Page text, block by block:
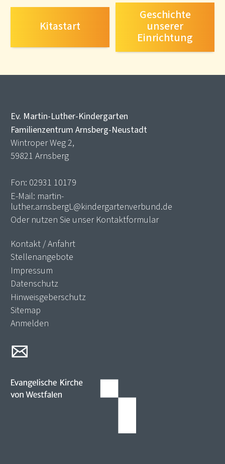
Kitastart
Geschichte
unserer
Einrichtung
Ev. Martin-Luther-Kindergarten
Familienzentrum Arnsberg-Neustadt
Wintroper Weg 2,
59821 Arnsberg
Fon: 02931 10179
E-Mail: martin-
luther.arnsbergL@kindergartenverbund.de
Oder nutzen Sie unser Kontaktformular
Kontakt / Anfahrt
Stellenangebote
Impressum
Datenschutz
Hinweisgeberschutz
Sitemap
Anmelden